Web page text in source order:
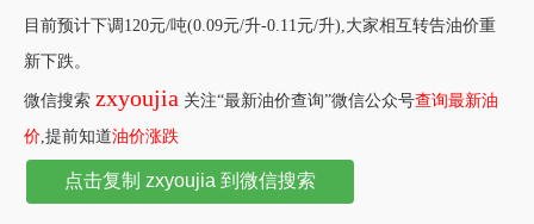
目前预计下调120元/吨(0.09元/升-0.11元/升),大家相互转告油价重
新下跌。
微信搜索 zxyoujia 关注“最新油价查询”微信公众号查询最新油
价,提前知道油价涨跌
点击复制 zxyoujia 到微信搜索